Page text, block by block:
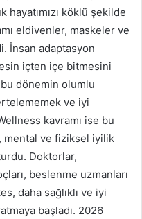
hayatımızı köklü şekilde
eldivenler, maskeler ve
İnsan adaptasyon
içten içe bitmesini
dönemin olumlu
ve iyi
kavramı ise bu
mental ve fiziksel iyilik
Doktorlar,
beslenme uzmanları
daha sağlıklı ve iyi
başladı. 2026